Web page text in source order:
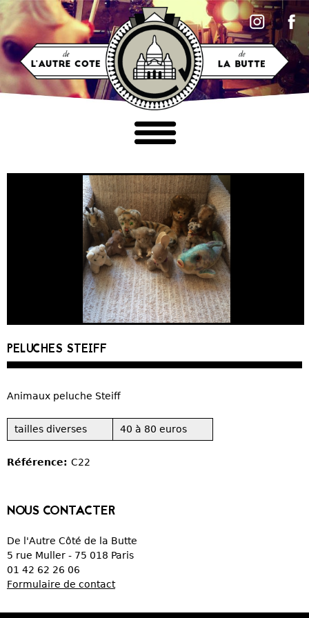
Accéder au contenu
MOBILIER
LUMINAIRES
TABLEAUX
VIEUX PAPIERS
OBJETS DÉCORATIFS
VERRERIE
PELUCHES STEIFF
Animaux peluche Steiff
tailles diverses 40 à 80 euros
Référence: C22
NOUS CONTACTER
De l'Autre Côté de la Butte
5 rue Muller - 75 018 Paris
01 42 62 26 06
Formulaire de contact